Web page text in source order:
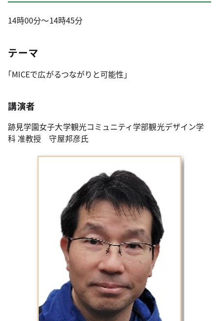
14時00分～14時45分
テーマ
｢MICEで広がるつながりと可能性｣
講演者
跡見学園女子大学観光コミュニティ学部観光デザイン学
科 准教授 守屋邦彦氏